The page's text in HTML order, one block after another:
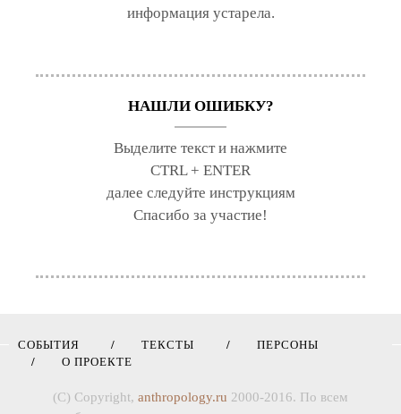
информация устарела.
НАШЛИ ОШИБКУ?
Выделите текст и нажмите
CTRL + ENTER
далее следуйте инструкциям
Спасибо за участие!
СОБЫТИЯ ТЕКСТЫ
ПЕРСОНЫ
О ПРОЕКТЕ
(C) Copyright, anthropology.ru 2000-2016. По всем